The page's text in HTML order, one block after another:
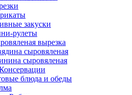
закуски
рулеты
вырезка
сыровяленая
сыровяленая
блюда и обеды